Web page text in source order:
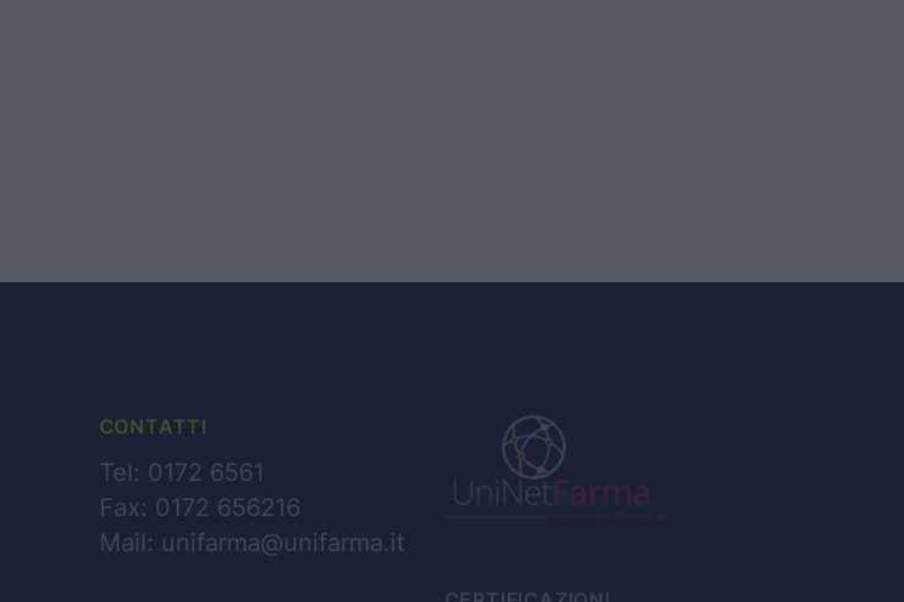
NEWS
CONTATTI
CONTATTI
Tel: 0172 6561
Fax: 0172 656216
Mail: unifarma@unifarma.it